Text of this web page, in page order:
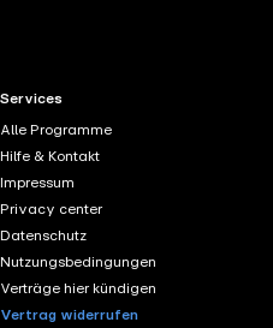
RTL+ useful links.
Services
Alle Programme
Hilfe & Kontakt
Impressum
Privacy center
Datenschutz
Nutzungsbedingungen
Verträge hier kündigen
Vertrag widerrufen